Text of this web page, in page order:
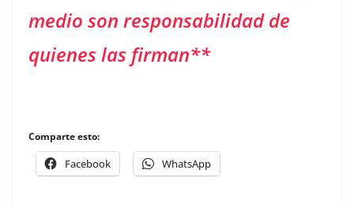
medio son responsabilidad de
quienes las firman**
Comparte esto:
Facebook WhatsApp